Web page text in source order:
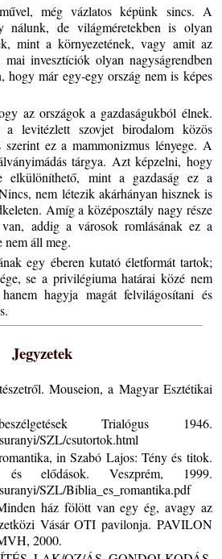
még vázlatos képünk sincs. A
nálunk, de világméretekben is olyan
mint a környezetének, vagy amit az
mai invesztíciók olyan nagyságrendben
hogy már egy-egy ország nem is képes
az országok a gazdaságukból élnek.
levitézlett szovjet birodalom közös
ez a mammonizmus lényege. A
tárgya. Azt képzelni, hogy
elkülöníthető, mint a gazdaság ez a
nem létezik akárhányan hisznek is
Amíg a középosztály nagy része
addig a városok romlásának ez a
nem áll meg.
egy éberen kutató életformát tartok;
se a privilégiuma határai közé nem
hagyja magát felvilágosítani és
Jegyzetek
Mouseion, a Magyar Esztétikai
Trialógus 1946.
SZL/csutortok.html
in Szabó Lajos: Tény és titok.
és elődások. Veszprém, 1999.
SZL/Biblia_es_romantika.pdf
ház fölött van egy ég, avagy az
Vásár OTI pavilonja. PAVILON
2000.